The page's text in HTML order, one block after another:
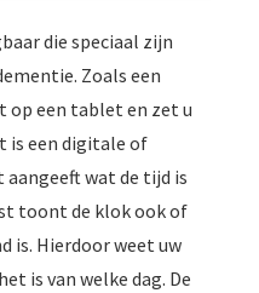
die speciaal zijn
Zoals een
op een tablet en zet u
is een digitale of
wat de tijd is
toont de klok ook of
is. Hierdoor weet uw
is van welke dag. De